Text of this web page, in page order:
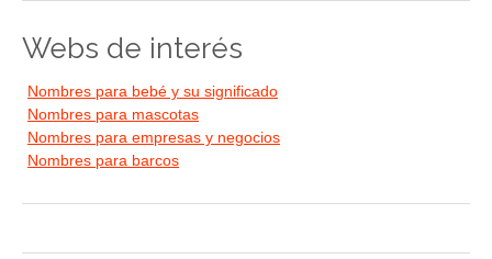
Webs de interés
Nombres para bebé y su significado
Nombres para mascotas
Nombres para empresas y negocios
Nombres para barcos